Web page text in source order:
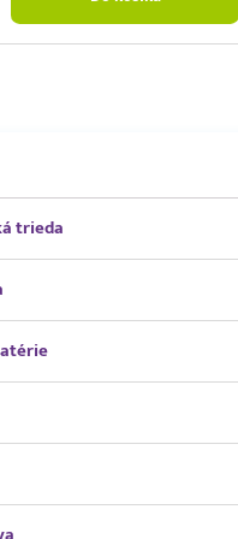
trieda